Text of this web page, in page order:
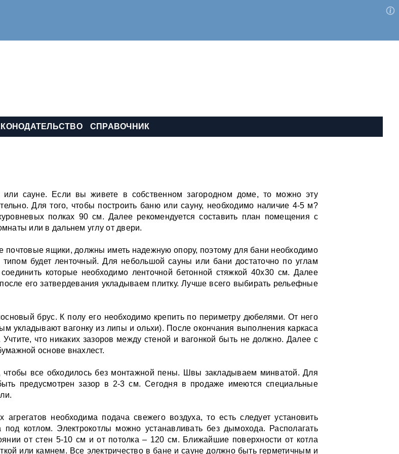
СПРАВОЧНИК
сауне. Если вы живете в собственном загородном доме, то можно эту
Для того, чтобы построить баню или сауну, необходимо наличие 4-5 м?
полках 90 см. Далее рекомендуется составить план помещения с
или в дальнем углу от двери.
почтовые ящики, должны иметь надежную опору, поэтому для бани необходимо
будет ленточный. Для небольшой сауны или бани достаточно по углам
которые необходимо ленточной бетонной стяжкой 40х30 см. Далее
его затвердевания укладываем плитку. Лучше всего выбирать рельефные
брус. К полу его необходимо крепить по периметру дюбелями. От него
укладывают вагонку из липы и ольхи). После окончания выполнения каркаса
что никаких зазоров между стеной и вагонкой быть не должно. Далее с
основе внахлест.
чтобы все обходилось без монтажной пены. Швы закладываем минватой. Для
предусмотрен зазор в 2-3 см. Сегодня в продаже имеются специальные
необходима подача свежего воздуха, то есть следует установить
котлом. Электрокотлы можно устанавливать без дымохода. Располагать
от стен 5-10 см и от потолка – 120 см. Ближайшие поверхности от котла
или камнем. Все электричество в бане и сауне должно быть герметичным и